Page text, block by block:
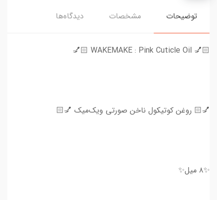
توضیحات مشخصات دیدگاه‌ها
💅🏻 WAKEMAKE : Pink Cuticle Oil 💅🏻
💅🏻 روغن کوتیکول ناخن صورتی ویک‌میک 💅🏻
✨۸ میل✨